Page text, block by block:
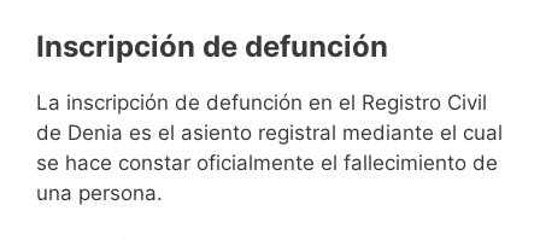
Inscripción de defunción
La inscripción de defunción en el Registro Civil
de Denia es el asiento registral mediante el cual
se hace constar oficialmente el fallecimiento de
una persona.